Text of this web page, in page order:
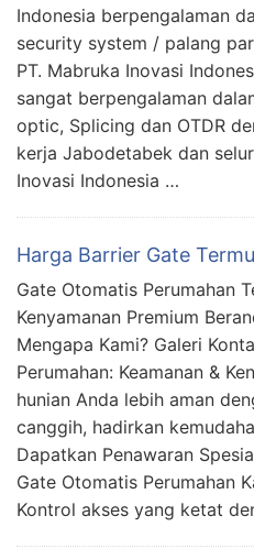
Indonesia berpengalaman
security system / palang
PT. Mabruka Inovasi
sangat berpengalaman
optic, Splicing dan OTDR
kerja Jabodetabek dan
Inovasi Indonesia …
Harga Barrier Gate
Gate Otomatis Perumahan
Kenyamanan Premium
Mengapa Kami? Galeri
Perumahan: Keamanan &
hunian Anda lebih aman
canggih, hadirkan
Dapatkan Penawaran
Gate Otomatis Perumahan
Kontrol akses yang ketat